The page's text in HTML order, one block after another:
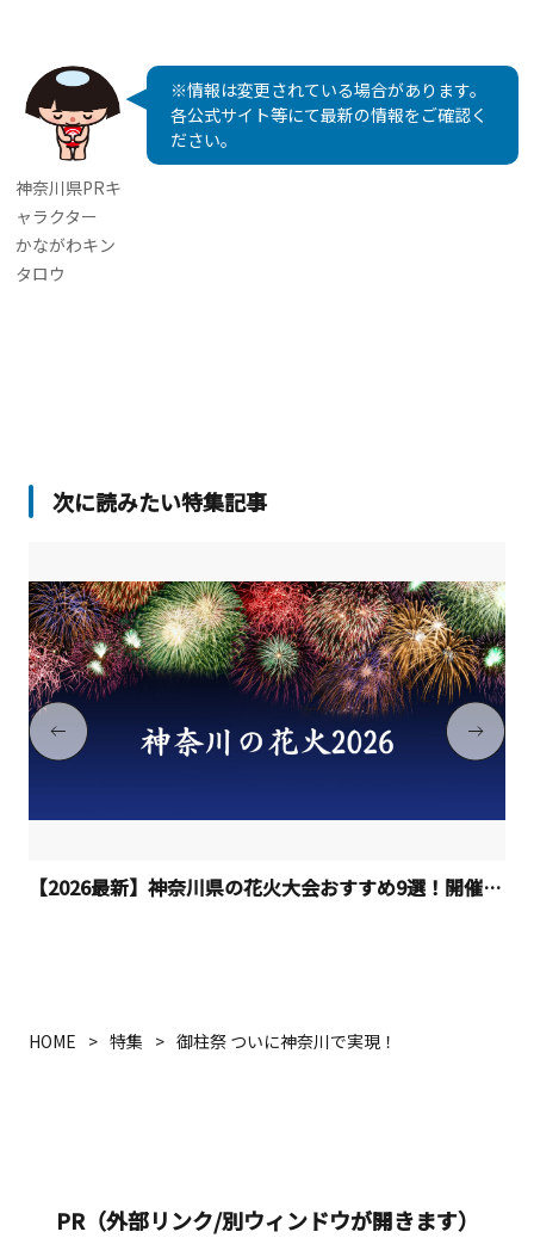
神奈川県PRキ
ャラクター
かながわキン
タロウ
※情報は変更されている場合があります。
各公式サイト等にて最新の情報をご確認く
ださい。
次に読みたい特集記事
【2026最新】神奈川県の花火大会おすすめ9選！開催日程
HOME 特集 御柱祭 ついに神奈川で実現！
PR（外部リンク/別ウィンドウが開きます）